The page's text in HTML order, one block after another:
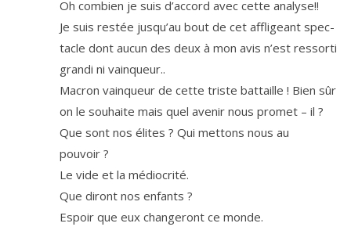
Oh com­bien je suis d’ac­cord avec cette analyse!!
Je suis res­tée jus­qu’au bout de cet affli­geant spec­
tacle dont aucun des deux à mon avis n’est res­sor­ti
gran­di ni vainqueur..
Macron vain­queur de cette triste bat­taille ! Bien sûr
on le sou­haite mais quel ave­nir nous pro­met – il ?
Que sont nos élites ? Qui met­tons nous au
pouvoir ?
Le vide et la médiocrité.
Que diront nos enfants ?
Espoir que eux chan­ge­ront ce monde.